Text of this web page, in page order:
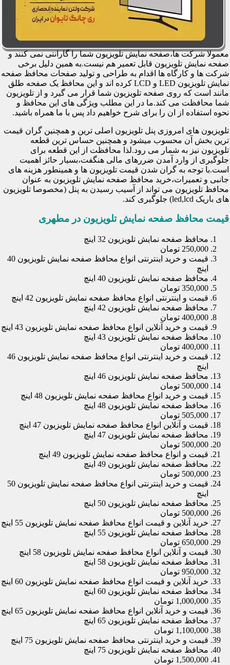
معمولا شرکت ها،صفحه نمایش تلویزیون شما را گارانتی نمی کنند و
صفحه نمایش تلویزیون قابل تعمیر هم نیست.به همین دلیل برخی
شرکت ها و کارگاه ها اقدام به طراحی و تولید صفحات محافظ صفحه
نمایش تلویزیون LED و LCD کرده اند و این محافظ یک صفحه طلق
مانند است که روی صفحه تلویزیون شما قرار می گیرد و از تلویزیون
شما محافظت می کند.ما در این مطلب ویژگی های این محافظ و
نحوه استفاده از ان را برای شرح خواهیم داد پس با ما همراه باشید.
تلویزیون های امروزی پنل تلویزیون اصلی ترین و همچنین گران قیمت
ترین بخش آن محسوب میشود و همچنین حساس ترین قطعه
تلویزیون نیز به شمار می رود.لذا محافظت از این قطعه برای
جلوگیری از وارد آمدن ضررهای مالی هنگفت،بسیار حائز اهمیت
است.با توجه به گران شدن قیمت تلویزیون ها و همینطور هزینه های
جانبی و تعمیرات،خرید محافظ صفحه نمایش تلویزیون به عنوان
محافظ تلویزیون می تواند از آسیب رسیدن به پنل (مخصوصا تلویزیون
های باریک led,lcd) جلوگیری کند.
قیمت محافظ صفحه نمایش تلویزیون در مطهری
محافظ صفحه نمایش تلویزیون 32 اینچ
250,000 تومان
قیمت و خرید اینترنتی انواع محافظ صفحه نمایش تلویزیون 40
اینچ
محافظ صفحه نمایش تلویزیون 40 اینچ
350,000 تومان
قیمت و اینترنتی انواع محافظ صفحه نمایش تلویزیون 42 اینچ
محافظ صفحه نمایش تلویزیون 42 اینچ
400,000 تومان
قیمت و خرید آنلاین انواع محافظ صفحه نمایش تلویزیون 43 اینچ
محافظ صفحه نمایش تلویزیون 43 اینچ
400,000 تومان
قیمت و خرید اینترنتی انواع محافظ صفحه نمایش تلویزیون 46
اینچ
محافظ صفحه نمایش تلویزیون 46 اینچ
500,000 تومان
قیمت و خرید انواع محافظ صفحه نمایش تلویزیون 48 اینچ
محافظ صفحه نمایش تلویزیون 48 اینچ
505,000 تومان
قیمت و آنلاین انواع محافظ صفحه نمایش تلویزیون 47 اینچ
محافظ صفحه نمایش تلویزیون 47 اینچ
500,000 تومان
قیمت و انواع محافظ صفحه نمایش تلویزیون 49 اینچ
محافظ صفحه نمایش تلویزیون 49 اینچ
500,000 تومان
قیمت و خرید اینترنتی انواع محافظ صفحه نمایش تلویزیون 50
اینچ
محافظ صفحه نمایش تلویزیون 50 اینچ
500,000 تومان
خرید آنلاین و قیمت انواع محافظ صفحه نمایش تلویزیون 55 اینچ
محافظ صفحه نمایش تلویزیون 55 اینچ
650,000 تومان
قیمت و آنلاین انواع محافظ صفحه نمایش تلویزیون 58 اینچ
محافظ صفحه نمایش تلویزیون 58 اینچ
950,000 تومان
خرید آنلاین و قیمت انواع محافظ صفحه نمایش تلویزیون 60 اینچ
محافظ صفحه نمایش تلویزیون 60 اینچ
1,000,000 تومان
قیمت و خرید آنلاین انواع محافظ صفحه نمایش تلویزیون 65 اینچ
محافظ صفحه نمایش تلویزیون 65 اینچ
1,100,000 تومان
قیمت و خرید اینترنتی محافظ صفحه نمایش تلویزیون 75 اینچ
محافظ صفحه نمایش تلویزیون 75 اینچ
1,500,000 تومان